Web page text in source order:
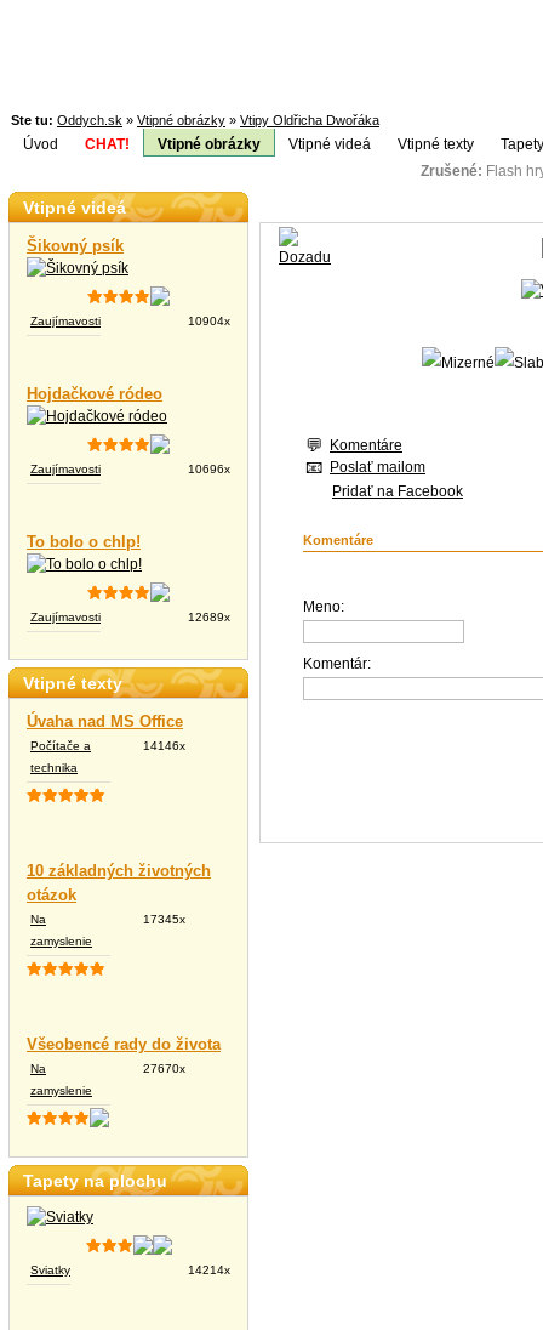
Ste tu: Oddych.sk » Vtipné obrázky » Vtipy Oldřicha Dwořáka
Úvod CHAT! Vtipné obrázky Vtipné videá Vtipné texty
Zrušené: Flash
Vtipné videá
Šikovný psík
Zaujímavosti 10904x
Hojdačkové ródeo
Zaujímavosti 10696x
To bolo o chlp!
Zaujímavosti 12689x
Vtipné texty
Úvaha nad MS Office
Počítače a
technika
14146x
10 základných životných
otázok
Na
zamyslenie
17345x
Všeobencé rady do života
Na
zamyslenie
27670x
Tapety na plochu
Sviatky 14214x
Komentáre
Poslať mailom
Pridať na Facebook
Komentáre
Meno:
Komentár: